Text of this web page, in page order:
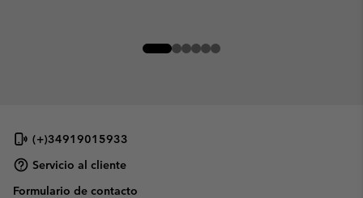
(+)34919015933
Servicio al cliente
Formulario de contacto